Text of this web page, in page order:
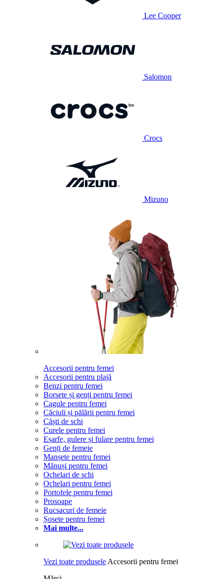
Lee Cooper
Salomon
Crocs
Mizuno
Accesorii pentru femei
Accesorii pentru plajă
Benzi pentru femei
Borsete și genți pentru femei
Cagule pentru femei
Căciuli și pălării pentru femei
Căști de schi
Curele pentru femei
Eșarfe, gulere și fulare pentru femei
Genți de femeie
Manșete pentru femei
Mănuși pentru femei
Ochelari de schi
Ochelari pentru femei
Portofele pentru femei
Prosoape
Rucsacuri de femeie
Șosete pentru femei
Mai multe...
Vezi toate produsele Accesorii pentru femei